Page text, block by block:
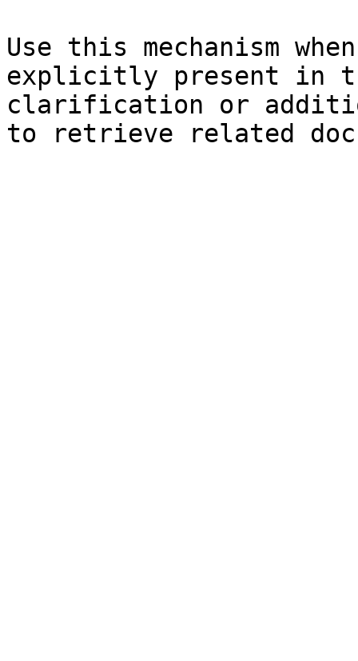
Use this mechanism
explicitly present in
clarification or